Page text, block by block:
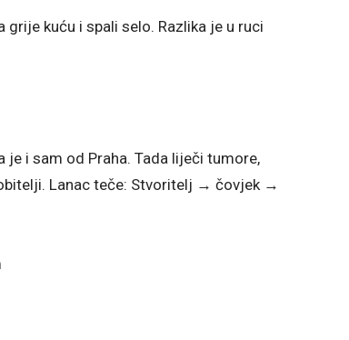
kuću i spali selo. Razlika je u ruci
i sam od Praha. Tada liječi tumore,
Lanac teče: Stvoritelj → čovjek →